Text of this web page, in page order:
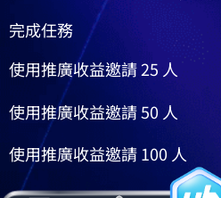
完成任務
使用推廣收益邀請 25 人
使用推廣收益邀請 50 人
使用推廣收益邀請 100 人